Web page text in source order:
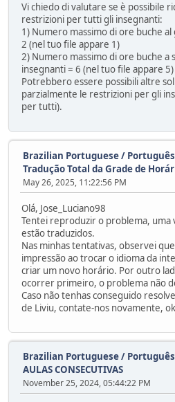
Vi chiedo di valutare se è possibile
restrizioni per tutti gli insegnanti:
1) Numero massimo di ore buche
2 (nel tuo file appare 1)
2) Numero massimo di ore buche a
insegnanti = 6 (nel tuo file appare 5)
Potrebbero essere possibili altre
parzialmente le restrizioni per gli
per tutti).
Brazilian Portuguese /
Tradução Total da Grade de
May 26, 2025, 11:22:56 PM
Olá, Jose_Luciano98
Tentei reproduzir o problema, uma
estão traduzidos.
Nas minhas tentativas, observei
impressão ao trocar o idioma da
criar um novo horário. Por outro
ocorrer primeiro, o problema não
Caso não tenhas conseguido
de Liviu, contate-nos novamente,
Brazilian Portuguese /
AULAS CONSECUTIVAS
November 25, 2024, 05:44:22 PM